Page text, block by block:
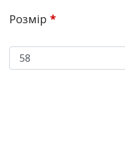
Розмір *